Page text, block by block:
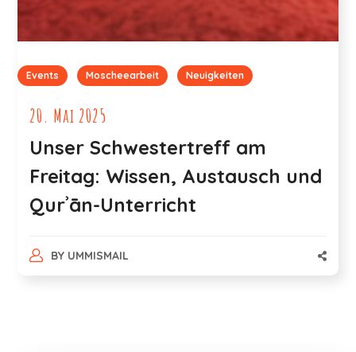
Events Moscheearbeit Neuigkeiten
20. Mai 2025
Unser Schwestertreff am
Freitag: Wissen, Austausch und
Qurʾān-Unterricht
BY UMMISMAIL